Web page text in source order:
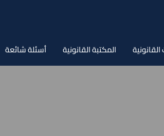
المكتبة القانونية أسئلة شائعة